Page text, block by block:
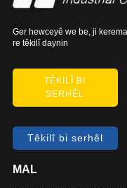
Ger hewceyê we be, ji
re têkilî daynin
TÊKILÎ BI
SERHÊL
Têkilî bi serhêl
MAL